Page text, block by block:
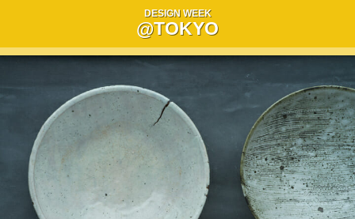
DESIGN WEEK
@TOKYO